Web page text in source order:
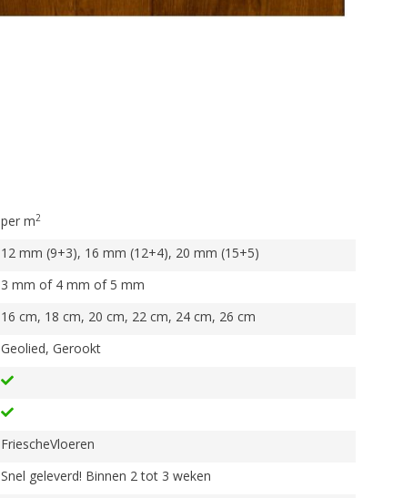
per m2
12 mm (9+3), 16 mm (12+4), 20 mm (15+5)
3 mm of 4 mm of 5 mm
16 cm, 18 cm, 20 cm, 22 cm, 24 cm, 26 cm
Geolied, Gerookt
FriescheVloeren
Snel geleverd! Binnen 2 tot 3 weken